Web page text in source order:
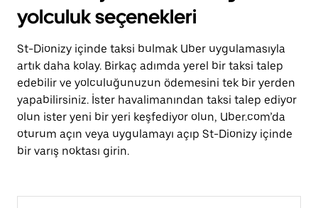
yolculuk seçenekleri
St-Dionizy içinde taksi bulmak Uber uygulamasıyla
artık daha kolay. Birkaç adımda yerel bir taksi talep
edebilir ve yolculuğunuzun ödemesini tek bir yerden
yapabilirsiniz. İster havalimanından taksi talep ediyor
olun ister yeni bir yeri keşfediyor olun, Uber.com’da
oturum açın veya uygulamayı açıp St-Dionizy içinde
bir varış noktası girin.